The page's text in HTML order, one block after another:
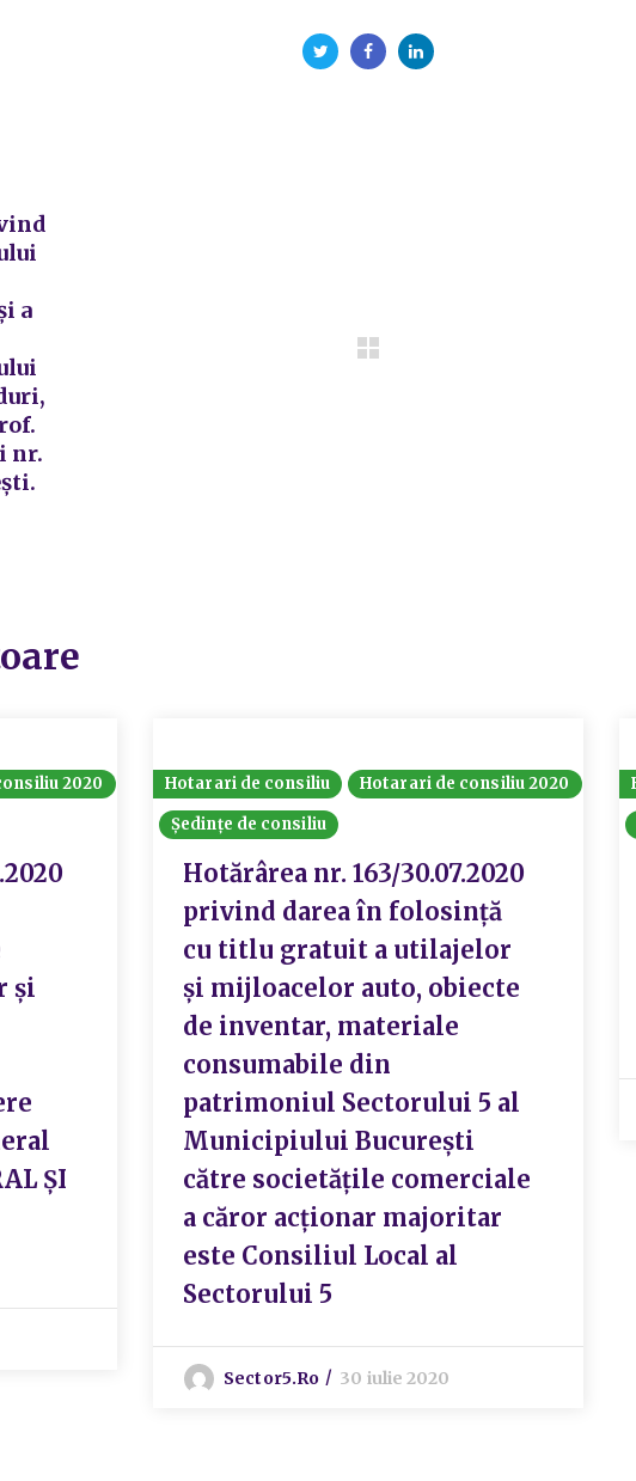
a
nr.
2020
și
ȘI
Hotarari de consiliu
Hotarari de consiliu 2020
Ședințe de consiliu
Hotărârea nr. 163/30.07.2020
privind darea în folosință
cu titlu gratuit a utilajelor
și mijloacelor auto, obiecte
de inventar, materiale
consumabile din
patrimoniul Sectorului 5 al
Municipiului București
către societățile comerciale
a căror acționar majoritar
este Consiliul Local al
Sectorului 5
Sector5.ro 30 iulie 2020